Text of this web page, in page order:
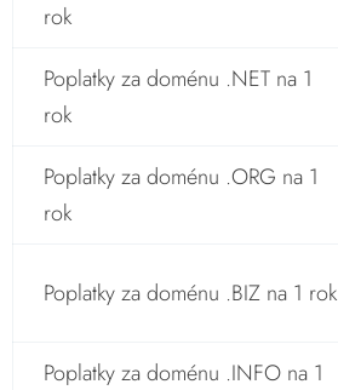
rok
Poplatky za doménu .NET na 1
rok
Poplatky za doménu .ORG na 1
rok
Poplatky za doménu .BIZ na 1 rok
Poplatky za doménu .INFO na 1